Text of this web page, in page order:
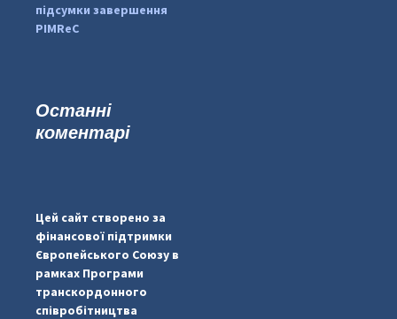
підсумки завершення
PIMReC
Останні
коментарі
Цей сайт створено за
фінансової підтримки
Європейського Союзу в
рамках Програми
транскордонного
співробітництва